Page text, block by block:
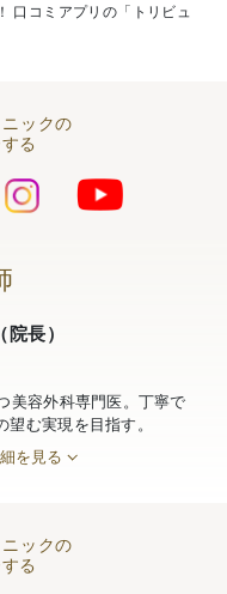
口コミアプリの「トリビュ
ックの
る
長）
美容外科専門医。丁寧で
む実現を目指す。
を見る
ックの
る